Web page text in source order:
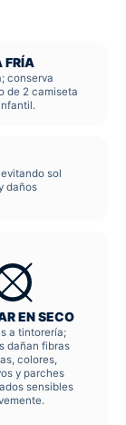
FRÍA
conserva
de 2 camiseta
sol
daños
EN SECO
a tintorería;
dañan fibras
colores,
y parches
sensibles